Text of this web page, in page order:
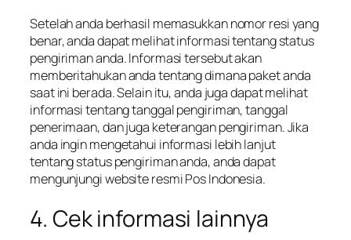
Setelah anda berhasil memasukkan nomor resi yang
benar, anda dapat melihat informasi tentang status
pengiriman anda. Informasi tersebut akan
memberitahukan anda tentang dimana paket anda
saat ini berada. Selain itu, anda juga dapat melihat
informasi tentang tanggal pengiriman, tanggal
penerimaan, dan juga keterangan pengiriman. Jika
anda ingin mengetahui informasi lebih lanjut
tentang status pengiriman anda, anda dapat
mengunjungi website resmi Pos Indonesia.
4. Cek informasi lainnya